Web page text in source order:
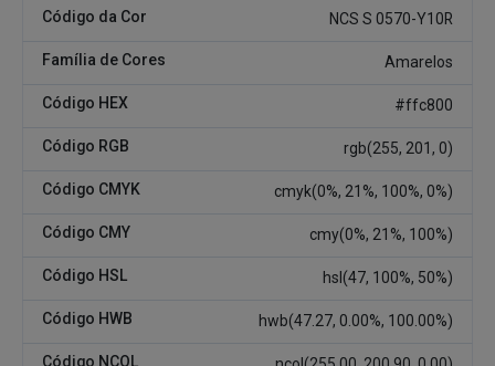
Código da Cor NCS S 0570-Y10R
Família de Cores Amarelos
Código HEX #ffc800
Código RGB rgb(255, 201, 0)
Código CMYK cmyk(0%, 21%, 100%, 0%)
Código CMY cmy(0%, 21%, 100%)
Código HSL hsl(47, 100%, 50%)
Código HWB hwb(47.27, 0.00%, 100.00%)
Código NCOL